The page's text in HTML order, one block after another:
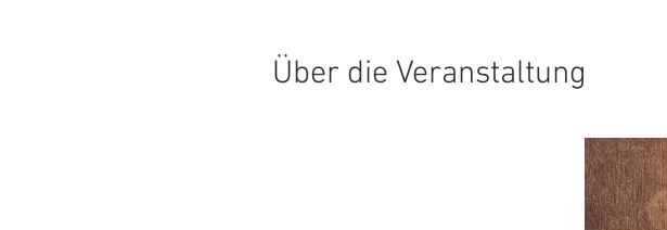
Über die Veranstaltung